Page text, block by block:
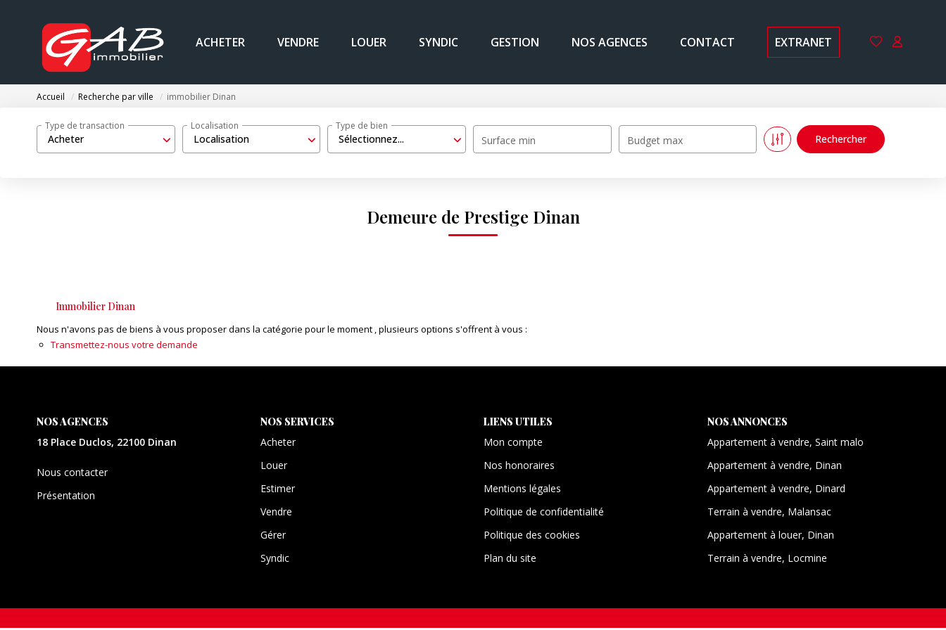
ACHETER VENDRE LOUER SYNDIC GESTION NOS AGENCES CONTACT EXTRANET
Accueil Recherche par ville immobilier Dinan
Acheter
Type de transaction
Localisation
Localisation
Sélectionnez...
Type de bien
Surface min Budget max
Demeure de Prestige Dinan
Immobilier Dinan
Nous n'avons pas de biens à vous proposer dans la catégorie pour le moment , plusieurs options s'offrent à vous :
Transmettez-nous votre demande
NOS AGENCES
18 Place Duclos, 22100 Dinan
Nous contacter
Présentation
NOS SERVICES
Acheter
Louer
Estimer
Vendre
Gérer
Syndic
LIENS UTILES
Mon compte
Nos honoraires
Mentions légales
Politique de confidentialité
Politique des cookies
Plan du site
NOS ANNONCES
Appartement à vendre, Saint malo
Appartement à vendre, Dinan
Appartement à vendre, Dinard
Terrain à vendre, Malansac
Appartement à louer, Dinan
Terrain à vendre, Locmine